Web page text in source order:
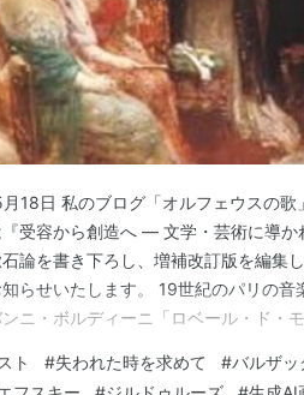
18日 私のブログ「オルフェウスの歌
受容から創造へ ― 文学・芸術に導か
論を書き下ろし、増補改訂版を編集
らせいたします。 19世紀のパリの
ニ・ボルディーニ「ロベール・ド・
お手にとってみてください。 〇アマゾ
ト #失われた時を求めて #バルザッ